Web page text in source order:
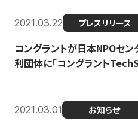
2021.03.22 プレスリリース
コングラントが日本NPOセ
利団体に「コングラント
2021.03.01 お知らせ